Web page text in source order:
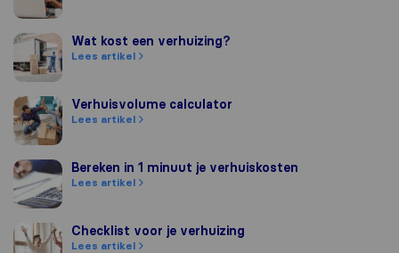
Wat kost een verhuizing?
Wat kost een verhuizing?
Lees artikel
Verhuisvolume calculator
Verhuisvolume calculator
Lees artikel
Bereken in 1 minuut je verhuiskosten
Bereken in 1 minuut je verhuiskosten
Lees artikel
Checklist voor je verhuizing
Checklist voor je verhuizing
Lees artikel